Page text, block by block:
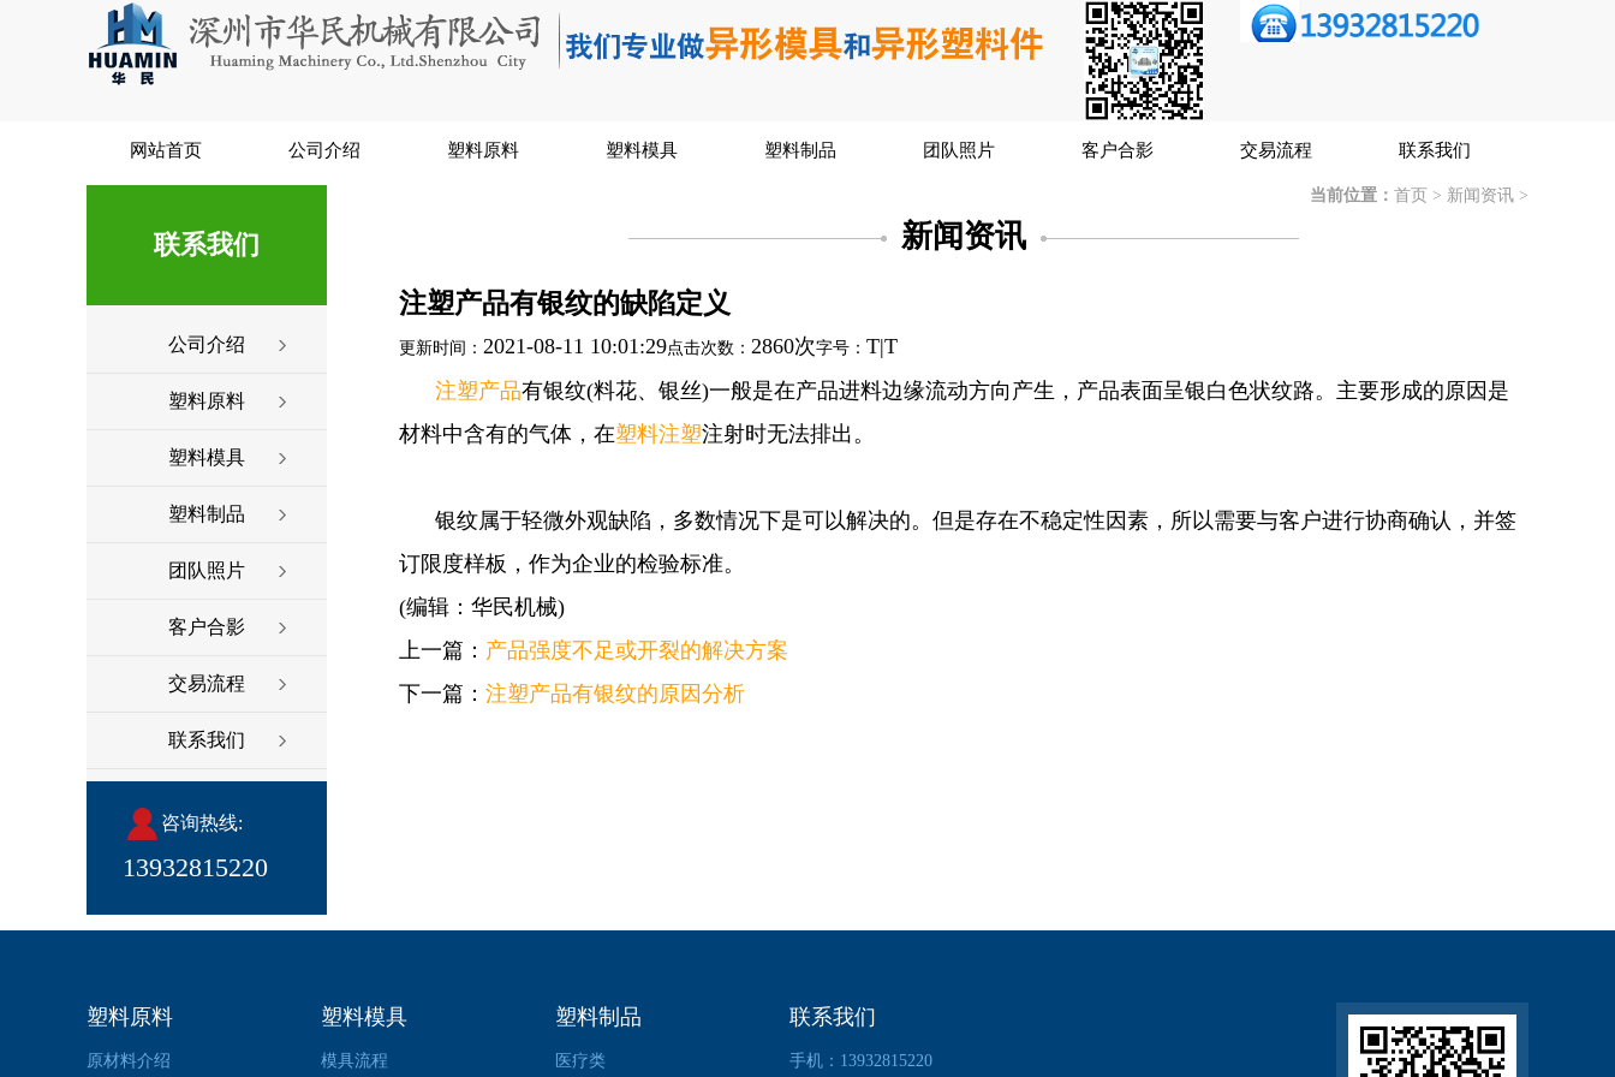
网站首页 公司介绍 塑料原料 塑料模具 塑料制品 团队照片 客户合影 交易流程 联系我们
联系我们
公司介绍
塑料原料
塑料模具
塑料制品
团队照片
客户合影
交易流程
联系我们
咨询热线:
13932815220
当前位置： 首页 > 新闻资讯 >
新闻资讯
注塑产品有银纹的缺陷定义
更新时间： 2021-08-11 10:01:29点击次数： 2860次字号： T|T
注塑产品有银纹(料花、银丝)一般是在产品进料边缘流动方向产生，产品表面呈银白色状纹路。主要形成的原因是
材料中含有的气体，在塑料注塑注射时无法排出。
银纹属于轻微外观缺陷，多数情况下是可以解决的。但是存在不稳定性因素，所以需要与客户进行协商确认，并签
订限度样板，作为企业的检验标准。
(编辑：华民机械)
上一篇： 产品强度不足或开裂的解决方案
下一篇： 注塑产品有银纹的原因分析
塑料原料
原材料介绍
塑料模具
模具流程
塑料制品
医疗类
联系我们
手机：13932815220